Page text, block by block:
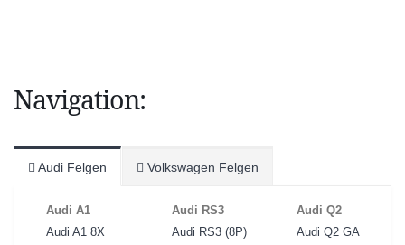
Navigation:
Audi Felgen Volkswagen Felgen
Audi A1
Audi A1 8X
Audi RS3
Audi RS3 (8P)
Audi Q2
Audi Q2 GA